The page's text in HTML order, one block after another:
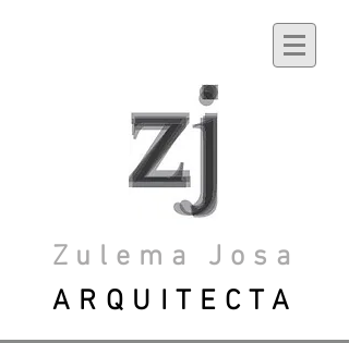
Zulema Josa
ARQUITECTA